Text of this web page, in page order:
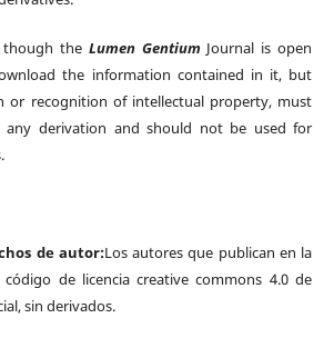
though the Lumen Gentium Journal is open
the information contained in it, but
or recognition of intellectual property, must
derivation and should not be used for
de autor:Los autores que publican en la
de licencia creative commons 4.0 de
sin derivados.